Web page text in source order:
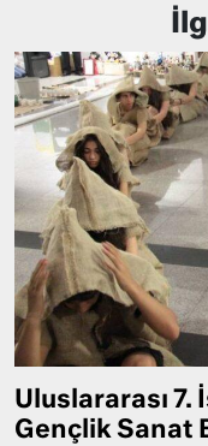
Uluslararası 7.
Gençlik Sanat